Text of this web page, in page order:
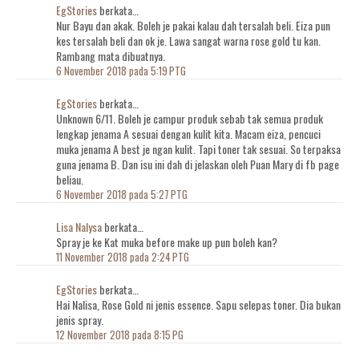
EgStoriesberkata…
Nur Bayu dan akak. Boleh je pakai kalau dah tersalah beli. Eiza pun
kes tersalah beli dan ok je. Lawa sangat warna rose gold tu kan.
Rambang mata dibuatnya.
6 November 2018 pada 5:19 PTG
EgStoriesberkata…
Unknown 6/11. Boleh je campur produk sebab tak semua produk
lengkap jenama A sesuai dengan kulit kita. Macam eiza, pencuci
muka jenama A best je ngan kulit. Tapi toner tak sesuai. So terpaksa
guna jenama B. Dan isu ini dah di jelaskan oleh Puan Mary di fb page
beliau.
6 November 2018 pada 5:27 PTG
Lisa Nalysaberkata…
Spray je ke Kat muka before make up pun boleh kan?
11 November 2018 pada 2:24 PTG
EgStoriesberkata…
Hai Nalisa, Rose Gold ni jenis essence. Sapu selepas toner. Dia bukan
jenis spray.
12 November 2018 pada 8:15 PG